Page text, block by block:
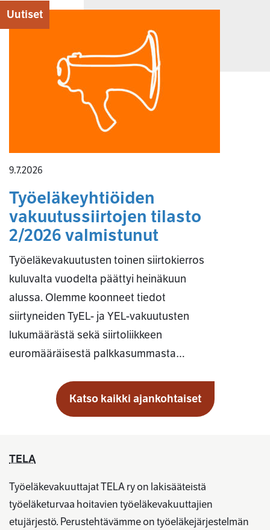
Uutiset
9.7.2026
Työeläkeyhtiöiden
vakuutussiirtojen tilasto
2/2026 valmistunut
Työeläkevakuutusten toinen siirtokierros
kuluvalta vuodelta päättyi heinäkuun
alussa. Olemme koonneet tiedot
siirtyneiden TyEL- ja YEL-vakuutusten
lukumäärästä sekä siirtoliikkeen
euromääräisestä palkkasummasta…
Katso kaikki ajankohtaiset
TELA
Työeläkevakuuttajat TELA ry on lakisääteistä
työeläketurvaa hoitavien työeläkevakuuttajien
etujärjestö. Perustehtävämme on työeläkejärjestelmän